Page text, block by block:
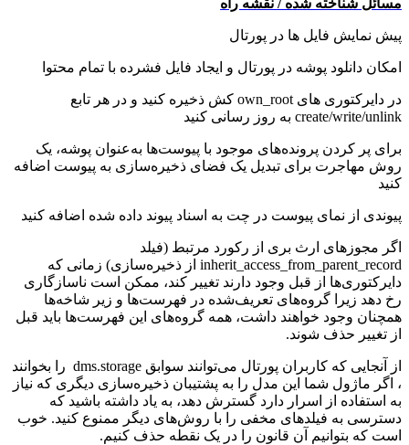
مسائل شناخته شده / نقشه راه
پیش نمایش فایل ها در پورتال
امکان دانلود پوشه در پورتال و ایجاد فایل فشرده با تمام محتوا
در دایرکتوری های own_root کش ذخیره کنید و در هر تابع
create/write/unlink به روز رسانی کنید
برای پر کردن پرونده‌های موجود با پیوست‌ها به‌عنوان پوشه، یک
روش مهاجرت برای تبدیل یک فضای ذخیره‌سازی به پیوست اضافه
کنید
پیوندی از نمای پیوست در چت به اسناد پیوند داده شده اضافه کنید
اگر مجوزهای ارث بری از رکورد مرتبط (فیلد
inherit_access_from_parent_record از ذخیره‌سازی) زمانی که
دایرکتوری‌ها از قبل وجود دارند تغییر کند، ممکن است ناسازگاری
رخ دهد زیرا گروه‌های تعریف‌شده در فهرست‌ها و زیر شاخه‌ها
همچنان وجود خواهند داشت، همه گروه‌های این فهرست‌ها باید قبل
از تغییر حذف شوند.
از آنجایی که کاربران پورتال می‌توانند سوابق dms.storage را بخوانند
، اگر ماژول شما این مدل را به پشتیبان ذخیره‌سازی دیگری که نیاز
به استفاده از اسرار دارد گسترش دهد، به یاد داشته باشید که
دسترسی به فیلدهای مخفی را با روش‌های دیگر ممنوع کنید. خوب
است که بتوانیم آن قانون را در یک نقطه حذف کنیم.